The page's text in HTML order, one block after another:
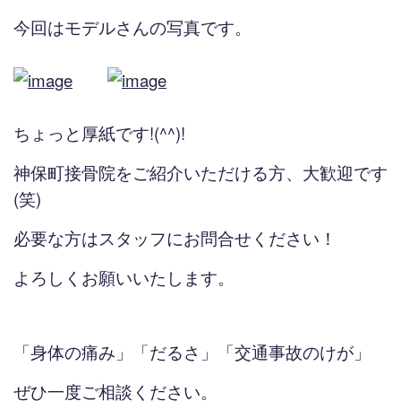
今回はモデルさんの写真です。
ちょっと厚紙です!(^^)!
神保町接骨院をご紹介いただける方、大歓迎です
(笑)
必要な方はスタッフにお問合せください！
よろしくお願いいたします。
「身体の痛み」「だるさ」「交通事故のけが」
ぜひ一度ご相談ください。